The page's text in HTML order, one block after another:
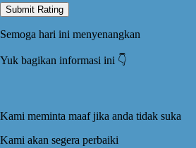
Submit Rating
Semoga hari ini menyenangkan
Yuk bagikan informasi ini 👇️
Kami meminta maaf jika anda tidak suka
Kami akan segera perbaiki